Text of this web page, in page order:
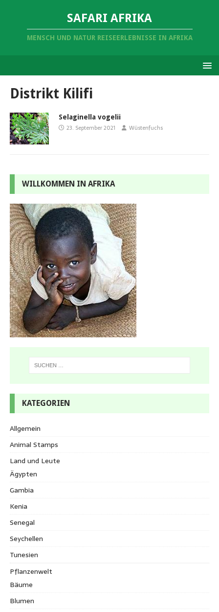
SAFARI AFRIKA
MENSCH UND NATUR REISEERLEBNISSE IN AFRIKA
Distrikt Kilifi
Selaginella vogelii
23. September 2021 Wüstenfuchs
WILLKOMMEN IN AFRIKA
KATEGORIEN
Allgemein
Animal Stamps
Land und Leute
Ägypten
Gambia
Kenia
Senegal
Seychellen
Tunesien
Pflanzenwelt
Bäume
Blumen